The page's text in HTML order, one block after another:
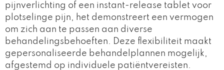
pijnverlichting of een instant-release tablet voor
plotselinge pijn, het demonstreert een vermogen
om zich aan te passen aan diverse
behandelingsbehoeften. Deze flexibiliteit maakt
gepersonaliseerde behandelplannen mogelijk,
afgestemd op individuele patiëntvereisten.